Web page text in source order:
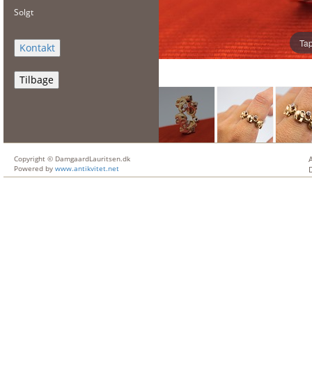
Solgt
Tilbage
Copyright © DamgaardLauritsen.dk
Powered by www.antikvitet.net